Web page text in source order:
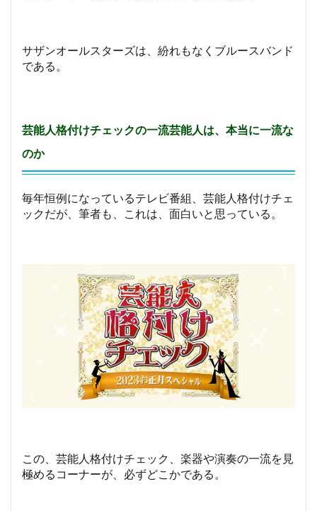
サザンオールスターズは、紛れもなくブルースバンド
である。
芸能人格付けチェックの一流芸能人は、本当に一流な
のか
毎年恒例になっているテレビ番組、芸能人格付けチェ
ックだが、筆者も、これは、面白いと思っている。
この、芸能人格付けチェック、楽器や演奏の一流を見
極めるコーナーが、必ずどこかである。